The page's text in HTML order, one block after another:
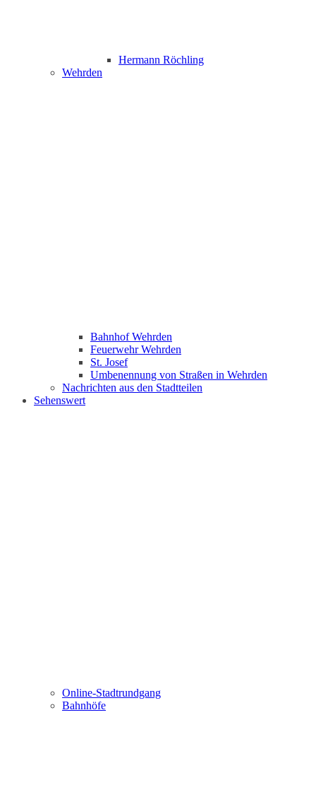
Hermann Röchling
Wehrden
Bahnhof Wehrden
Feuerwehr Wehrden
St. Josef
Umbenennung von Straßen in Wehrden
Nachrichten aus den Stadtteilen
Sehenswert
Online-Stadtrundgang
Bahnhöfe